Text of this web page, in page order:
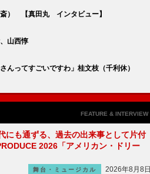
斎） 【真田丸 インタビュー】
山西惇
んってすごいですわ」桂文枝（千利休）
FEATURE & INTERVIEW
にも通ずる、過去の出来事として片付
2026「アメリカン・ドリー
舞台・ミュージカル
2026年8月8日